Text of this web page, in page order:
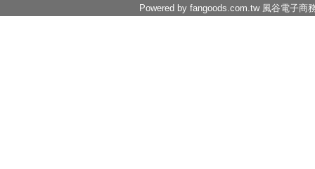
Powered by fangoods.com.tw 風谷電子商